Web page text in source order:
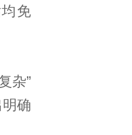
免
杂”
确